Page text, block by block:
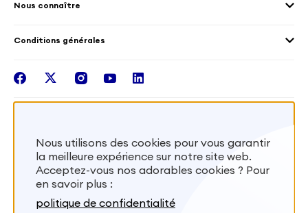
Mobilités croisées
Santé
Nous connaître
Les missions de France Volontaires
Intégrer nos équipes
Conditions générales
facebook
twitterinstagram
youtubelinkedin
S'inscrire
Besoin d’aide? Visitez notre foire aux
Nous utilisons des cookies pour vous garantir
la meilleure expérience sur notre site web.
Acceptez-vous nos adorables cookies ? Pour
en savoir plus :
politique de confidentialité